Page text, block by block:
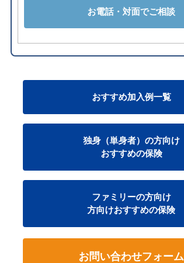
お電話・対面でご相談
おすすめ加入例一覧
独身（単身者）の方向け
おすすめの保険
ファミリーの方向け
方向けおすすめの保険
お問い合わせフォーム